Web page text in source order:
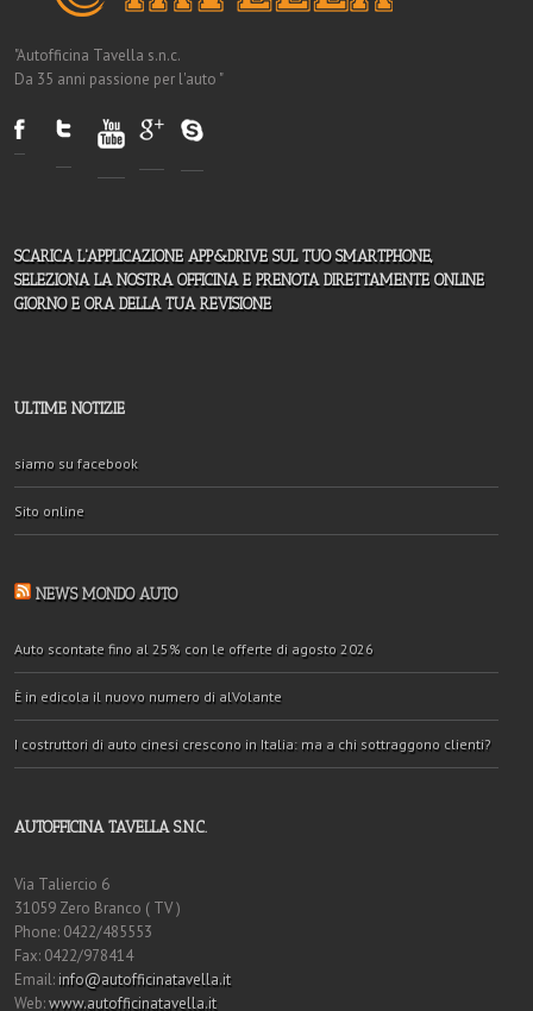
"Autofficina Tavella s.n.c.
Da 35 anni passione per l'auto "
SCARICA L'APPLICAZIONE APP&DRIVE SUL TUO SMARTPHONE,
SELEZIONA LA NOSTRA OFFICINA E PRENOTA DIRETTAMENTE ONLINE
GIORNO E ORA DELLA TUA REVISIONE
ULTIME NOTIZIE
siamo su facebook
Sito online
NEWS MONDO AUTO
Auto scontate fino al 25% con le offerte di agosto 2026
È in edicola il nuovo numero di alVolante
I costruttori di auto cinesi crescono in Italia: ma a chi sottraggono clienti?
AUTOFFICINA TAVELLA S.N.C.
Via Taliercio 6
31059 Zero Branco ( TV )
Phone: 0422/485553
Fax: 0422/978414
Email: info@autofficinatavella.it
Web:www.autofficinatavella.it